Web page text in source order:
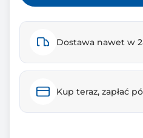
Dostawa nawet w
Kup teraz, zapłać